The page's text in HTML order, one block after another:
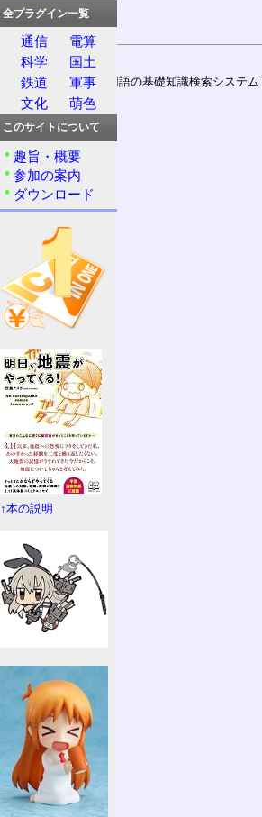
通信用語の基礎知識検索システム
全プラグイン一覧
通信
電算
科学
国土
鉄道
軍事
文化
萌色
このサイトについて
趣旨・概要
参加の案内
ダウンロード
↑本の説明